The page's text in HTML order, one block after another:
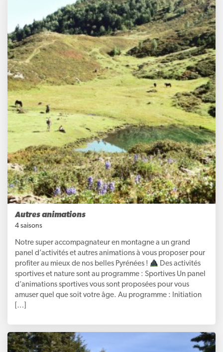
Autres animations
4 saisons
Notre super accompagnateur en montagne a un grand
panel d’activités et autres animations à vous proposer pour
profiter au mieux de nos belles Pyrénées !
Des activités
sportives et nature sont au programme : Sportives Un panel
d’animations sportives vous sont proposées pour vous
amuser quel que soit votre âge. Au programme : Initiation
[…]